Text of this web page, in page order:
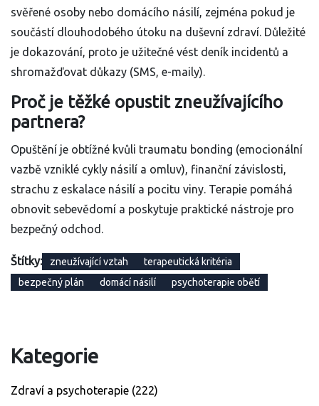
svěřené osoby nebo domácího násilí, zejména pokud je
součástí dlouhodobého útoku na duševní zdraví. Důležité
je dokazování, proto je užitečné vést deník incidentů a
shromažďovat důkazy (SMS, e-maily).
Proč je těžké opustit zneužívajícího
partnera?
Opuštění je obtížné kvůli traumatu bonding (emocionální
vazbě vzniklé cykly násilí a omluv), finanční závislosti,
strachu z eskalace násilí a pocitu viny. Terapie pomáhá
obnovit sebevědomí a poskytuje praktické nástroje pro
bezpečný odchod.
Štítky: zneužívající vztah
terapeutická kritéria
bezpečný plán
domácí násilí psychoterapie obětí
Kategorie
Zdraví a psychoterapie (222)